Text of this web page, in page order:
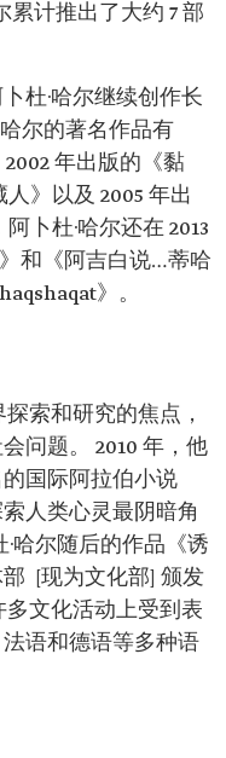
累计推出了大约 7 部
杜·哈尔继续创作长
尔的著名作品有
年出版的《黏
》以及 2005 年出
卜杜·哈尔还在 2013
和《阿吉白说…蒂哈
》。
索和研究的焦点，
问题。 2010 年，他
国际阿拉伯小说
人类心灵最阴暗角
哈尔随后的作品《诱
[现为文化部] 颁发
多文化活动上受到表
语和德语等多种语